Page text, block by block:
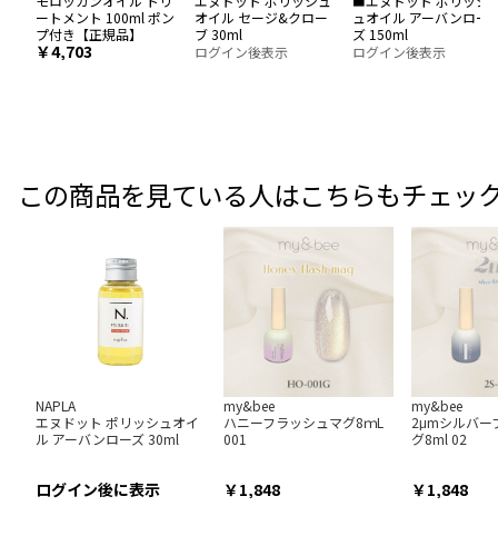
ートメント 100ml ポン
プ付き【正規品】
￥4,703
オイル セージ&クロー
ブ 30ml
ログイン後表示
ュオイル アーバンロー
ズ 150ml
ログイン後表示
この商品を見ている人はこちらもチェッ
NAPLA
エヌドット ポリッシュオイ
ル アーバンローズ 30ml
ログイン後に表示
my&bee
ハニーフラッシュマグ8ｍL
001
1,848
my&bee
2μmシルバー
グ8ml 02
1,848